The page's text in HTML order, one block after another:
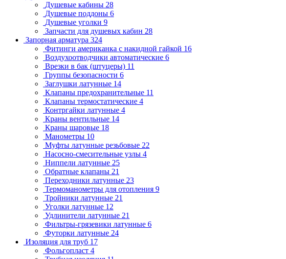
Душевые кабины 28
Душевые поддоны 6
Душевые уголки 9
Запчасти для душевых кабин 28
Запорная арматура 324
Фитинги американка с накидной гайкой 16
Воздухоотводчики автоматические 6
Врезки в бак (штуцеры) 11
Группы безопасности 6
Заглушки латунные 14
Клапаны предохранительные 11
Клапаны термостатические 4
Контргайки латунные 4
Краны вентильные 14
Краны шаровые 18
Манометры 10
Муфты латунные резьбовые 22
Насосно-смесительные узлы 4
Ниппели латунные 25
Обратные клапаны 21
Переходники латунные 23
Термоманометры для отопления 9
Тройники латунные 21
Уголки латунные 12
Удлинители латунные 21
Фильтры-грязевики латунные 6
Футорки латунные 24
Изоляция для труб 17
Фольгопласт 4